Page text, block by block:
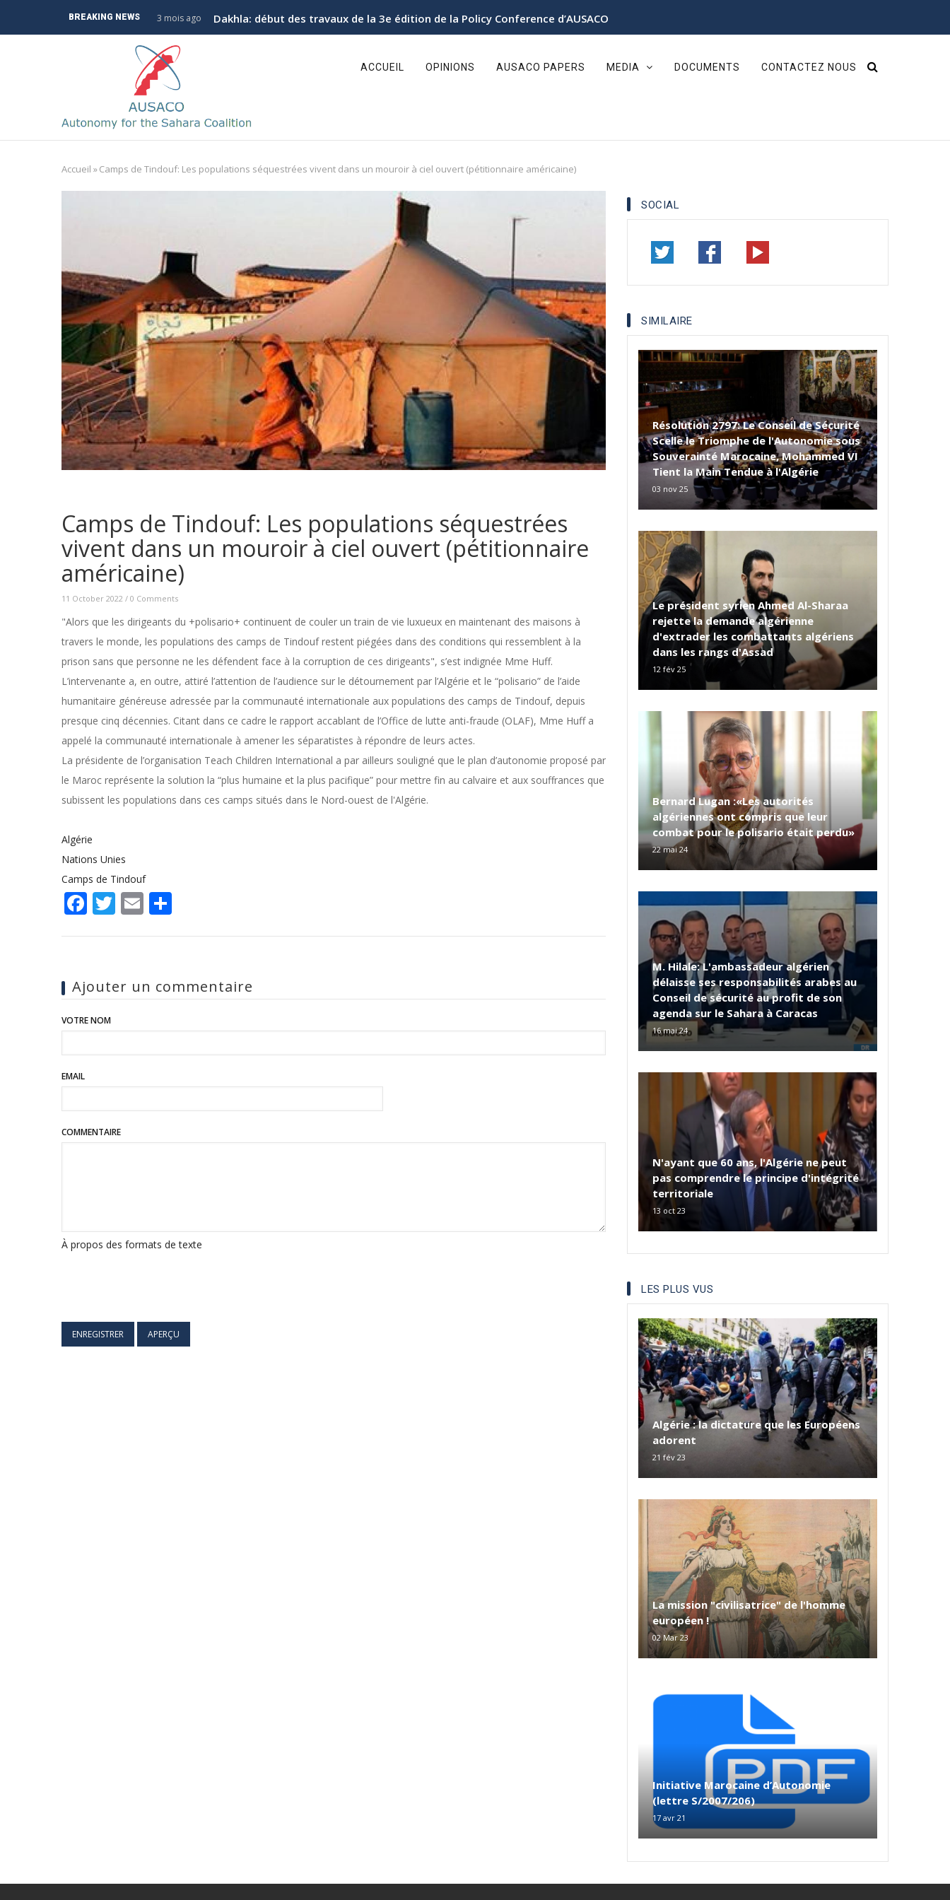
BREAKING NEWS 3 mois ago Dakhla: début des travaux de la 3e édition de la Policy Conference d’AUSACO
navigationACCUEIL OPINIONS AUSACO PAPERS MEDIA DOCUMENTS CONTACTEZ NOUS
Fil
d'Ariane
Accueil »Camps de Tindouf: Les populations séquestrées vivent dans un mouroir à ciel ouvert (pétitionnaire américaine)
Camps de Tindouf: Les populations séquestrées
vivent dans un mouroir à ciel ouvert (pétitionnaire
américaine)
11 October 2022 / 0 Comments
"Alors que les dirigeants du +polisario+ continuent de couler un train de vie luxueux en maintenant des maisons à
travers le monde, les populations des camps de Tindouf restent piégées dans des conditions qui ressemblent à la
prison sans que personne ne les défendent face à la corruption de ces dirigeants", s’est indignée Mme Huff.
L’intervenante a, en outre, attiré l’attention de l’audience sur le détournement par l’Algérie et le “polisario” de l’aide
humanitaire généreuse adressée par la communauté internationale aux populations des camps de Tindouf, depuis
presque cinq décennies. Citant dans ce cadre le rapport accablant de l’Office de lutte anti-fraude (OLAF), Mme Huff a
appelé la communauté internationale à amener les séparatistes à répondre de leurs actes.
La présidente de l’organisation Teach Children International a par ailleurs souligné que le plan d’autonomie proposé par
le Maroc représente la solution la “plus humaine et la plus pacifique” pour mettre fin au calvaire et aux souffrances que
subissent les populations dans ces camps situés dans le Nord-ouest de l'Algérie.
Algérie
Nations Unies
Camps de Tindouf
Facebook
Twitter
Email
Ajouter un commentaire
VOTRE NOM
EMAIL
COMMENTAIRE
À propos des formats de texte
SOCIAL
SIMILAIRE
Résolution 2797: Le Conseil de Sécurité
Scelle le Triomphe de l'Autonomie sous
Souverainté Marocaine, Mohammed VI
Tient la Main Tendue à l'Algérie
03 nov 25
Le président syrien Ahmed Al-Sharaa
rejette la demande algérienne
d'extrader les combattants algériens
dans les rangs d'Assad
12 fév 25
Bernard Lugan :«Les autorités
algériennes ont compris que leur
combat pour le polisario était perdu»
22 mai 24
M. Hilale: L'ambassadeur algérien
délaisse ses responsabilités arabes au
Conseil de sécurité au profit de son
agenda sur le Sahara à Caracas
16 mai 24
N'ayant que 60 ans, l'Algérie ne peut
pas comprendre le principe d'intégrité
territoriale
13 oct 23
LES PLUS VUS
Algérie : la dictature que les Européens
adorent
21 fév 23
La mission "civilisatrice" de l'homme
européen !
02 Mar 23
Initiative Marocaine d’Autonomie
(lettre S/2007/206)
17 avr 21